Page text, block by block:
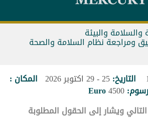
والبيئة
ومراجعة نظام السلامة والصحة
التاريخ: المكان :
4500
Euro
ويشار إلى الحقول المطلوبة